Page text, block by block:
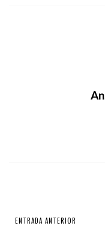
ENTRADA ANTERIOR